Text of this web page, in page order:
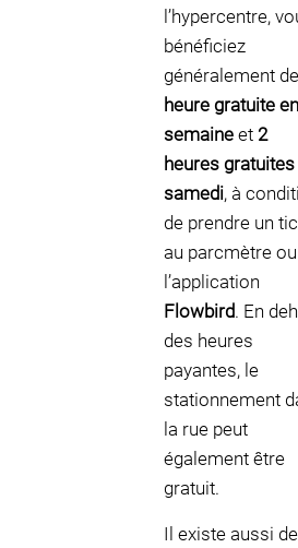
l’hypercentre,
bénéficiez
généralement de
heure gratuite en
semaine et 2
heures
samedi, à
de prendre un
au parcmètre
l’application
Flowbird. En
des heures
payantes, le
stationnement
la rue peut
également être
gratuit.
Il existe aussi